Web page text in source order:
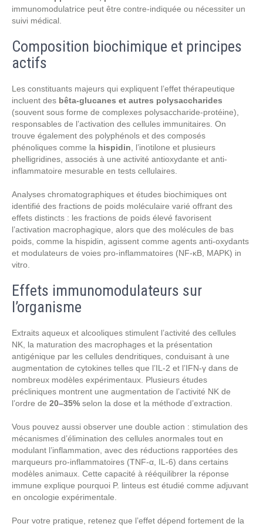
immunomodulatrice peut être contre-indiquée ou nécessiter un
suivi médical.
Composition biochimique et principes
actifs
Les constituants majeurs qui expliquent l’effet thérapeutique
incluent des bêta-glucanes et autres polysaccharides
(souvent sous forme de complexes polysaccharide-protéine),
responsables de l’activation des cellules immunitaires. On
trouve également des polyphénols et des composés
phénoliques comme la hispidin , l’inotilone et plusieurs
phelligridines, associés à une activité antioxydante et anti-
inflammatoire mesurable en tests cellulaires.
Analyses chromatographiques et études biochimiques ont
identifié des fractions de poids moléculaire varié offrant des
effets distincts : les fractions de poids élevé favorisent
l’activation macrophagique, alors que des molécules de bas
poids, comme la hispidin, agissent comme agents anti-oxydants
et modulateurs de voies pro-inflammatoires (NF-κB, MAPK) in
vitro.
Effets immunomodulateurs sur
l’organisme
Extraits aqueux et alcooliques stimulent l’activité des cellules
NK, la maturation des macrophages et la présentation
antigénique par les cellules dendritiques, conduisant à une
augmentation de cytokines telles que l’IL-2 et l’IFN-γ dans de
nombreux modèles expérimentaux. Plusieurs études
précliniques montrent une augmentation de l’activité NK de
l’ordre de 20–35% selon la dose et la méthode d’extraction.
Vous pouvez aussi observer une double action : stimulation des
mécanismes d’élimination des cellules anormales tout en
modulant l’inflammation, avec des réductions rapportées des
marqueurs pro-inflammatoires (TNF-α, IL-6) dans certains
modèles animaux. Cette capacité à rééquilibrer la réponse
immune explique pourquoi P. linteus est étudié comme adjuvant
en oncologie expérimentale.
Pour votre pratique, retenez que l’effet dépend fortement de la